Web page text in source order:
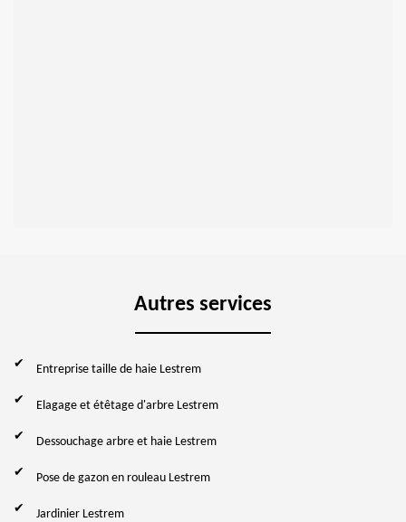
Autres services
Entreprise taille de haie Lestrem
Elagage et étêtage d'arbre Lestrem
Dessouchage arbre et haie Lestrem
Pose de gazon en rouleau Lestrem
Jardinier Lestrem